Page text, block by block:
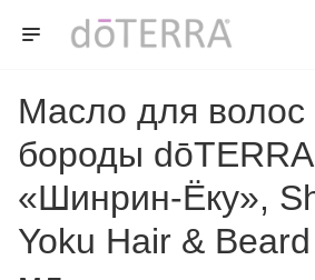
Масло для волос
бороды dōTERRA
«Шинрин-Ёку»,
Yoku Hair &